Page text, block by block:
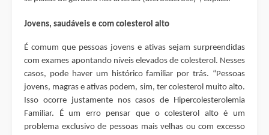
Jovens, saudáveis e com colesterol alto
É comum que pessoas jovens e ativas sejam surpreendidas
com exames apontando níveis elevados de colesterol. Nesses
casos, pode haver um histórico familiar por trás. “Pessoas
jovens, magras e ativas podem, sim, ter colesterol muito alto.
Isso ocorre justamente nos casos de Hipercolesterolemia
Familiar. É um erro pensar que o colesterol alto é um
problema exclusivo de pessoas mais velhas ou com excesso